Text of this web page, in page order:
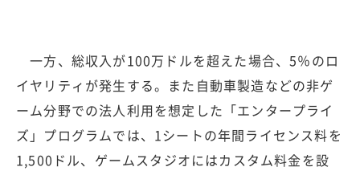
一方、総収入が100万ドルを超えた場合、5％のロ
イヤリティが発生する。また自動車製造などの非ゲ
ーム分野での法人利用を想定した「エンタープライ
ズ」プログラムでは、1シートの年間ライセンス料を
1,500ドル、ゲームスタジオにはカスタム料金を設